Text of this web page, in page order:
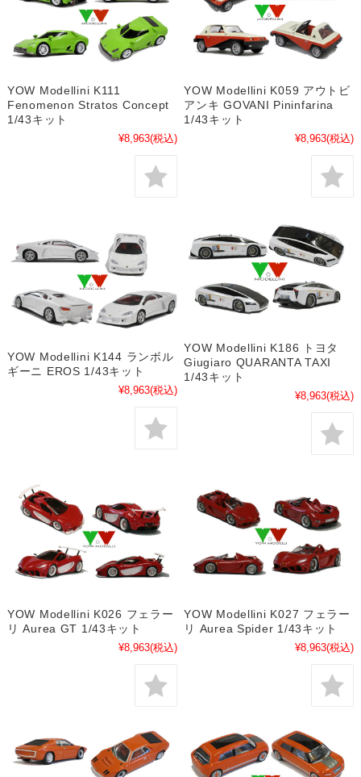
YOW Modellini K111
Fenomenon Stratos Concept
1/43キット
¥8,963(税込)
YOW Modellini K059 アウトビ
アンキ GOVANI Pininfarina
1/43キット
¥8,963(税込)
YOW Modellini K144 ランボル
ギーニ EROS 1/43キット
¥8,963(税込)
YOW Modellini K186 トヨタ
Giugiaro QUARANTA TAXI
1/43キット
¥8,963(税込)
YOW Modellini K026 フェラー
リ Aurea GT 1/43キット
¥8,963(税込)
YOW Modellini K027 フェラー
リ Aurea Spider 1/43キット
¥8,963(税込)